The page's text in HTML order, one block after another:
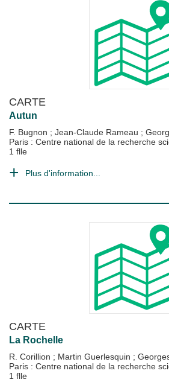
CARTE
Autun
F. Bugnon ; Jean-Claude Rameau ;
Paris : Centre national de la recherche
1 flle
Plus d'information...
CARTE
La Rochelle
R. Corillion ; Martin Guerlesquin ;
Paris : Centre national de la recherche
1 flle